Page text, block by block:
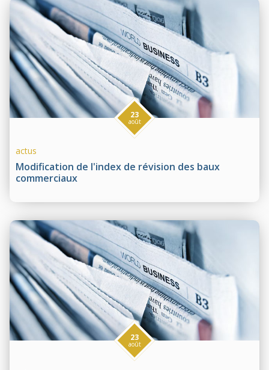
Modification de l'index de révision des baux
commerciaux
23
août
actus
23
août